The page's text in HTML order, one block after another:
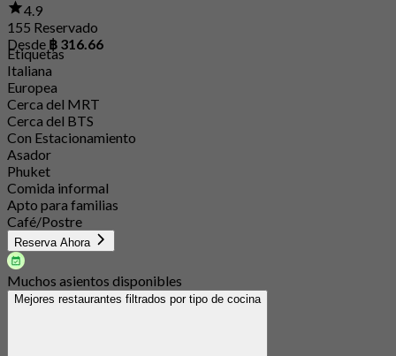
4.9
155 Reservado
Desde ฿ 316.66
Etiquetas
Italiana
Europea
Cerca del MRT
Cerca del BTS
Con Estacionamiento
Asador
Phuket
Comida informal
Apto para familias
Café/Postre
Reserva Ahora
Muchos asientos disponibles
Mejores restaurantes filtrados por tipo de cocina